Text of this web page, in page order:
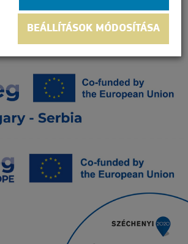
BEÁLLÍTÁSOK MÓDOSÍTÁSA